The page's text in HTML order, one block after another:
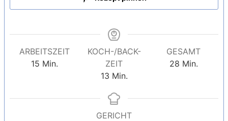
ARBEITSZEIT
15Minuten
Min.
KOCH-/BACK-
ZEIT
13Minuten
Min.
GESAMT
28Minuten
Min.
GERICHT